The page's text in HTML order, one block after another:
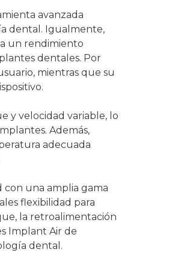
avanzada
dental. Igualmente,
un rendimiento
dentales. Por
mientras que su
y velocidad variable, lo
Además,
adecuada
con una amplia gama
flexibilidad para
la retroalimentación
Implant Air de
dental.